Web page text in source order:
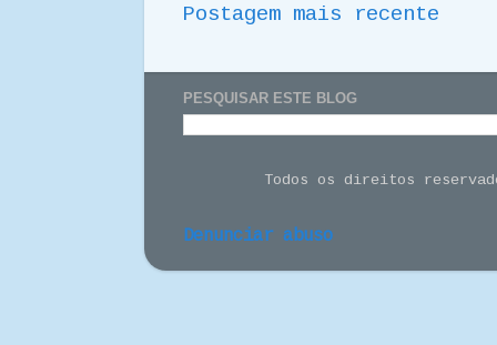
Postagem mais recente
PESQUISAR ESTE BLOG
Todos os direitos
Denunciar abuso